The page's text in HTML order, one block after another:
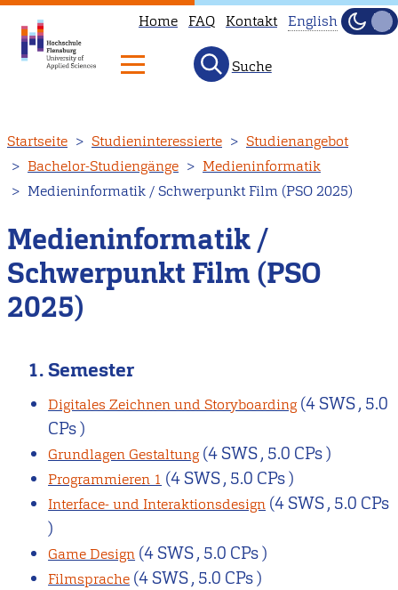
zum
Inhalt
Home FAQ Kontakt
not
available
in
to
instead.
English
Hell
Suche
Startseite Studieninteressierte
Studienangebot
Bachelor-Studiengänge
Medieninformatik
Medieninformatik / Schwerpunkt Film (PSO 2025)
Medieninformatik /
Schwerpunkt Film (PSO
2025)
1. Semester
Digitales Zeichnen und Storyboarding (4 SWS , 5.0
CPs )
Grundlagen Gestaltung (4 SWS , 5.0 CPs )
Programmieren 1 (4 SWS , 5.0 CPs )
Interface- und Interaktionsdesign (4 SWS , 5.0 CPs
)
Game Design (4 SWS , 5.0 CPs )
Filmsprache (4 SWS , 5.0 CPs )